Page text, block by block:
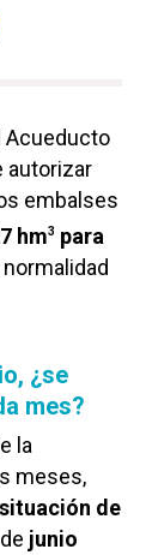
Acueducto
autorizar
embalses
hm3 para
¿se
mes?
la
meses,
situación de
junio